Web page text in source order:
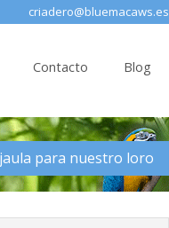
criadero@bluemacaws.es
Contacto Blog
para nuestro loro